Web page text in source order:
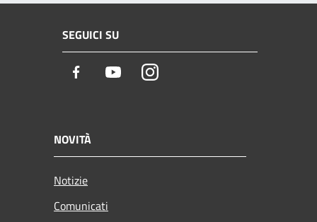
SEGUICI SU
Facebook YoutubeInstagram
NOVITÀ
Notizie
Comunicati